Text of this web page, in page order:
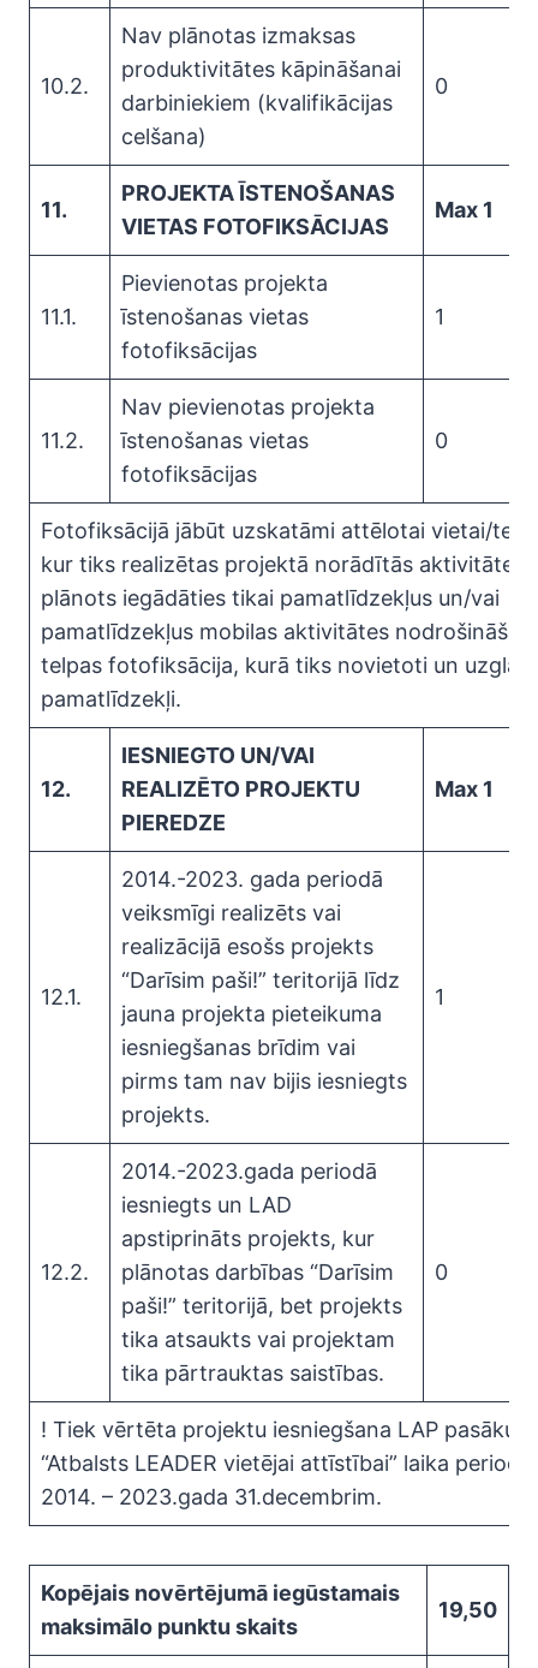
10.2.
Nav plānotas izmaksas
produktivitātes kāpināšanai
darbiniekiem (kvalifikācijas
celšana)
0
11.
PROJEKTA ĪSTENOŠANAS
VIETAS FOTOFIKSĀCIJAS
Max 1
11.1.
Pievienotas projekta
īstenošanas vietas
fotofiksācijas
1
11.2.
Nav pievienotas projekta
īstenošanas vietas
fotofiksācijas
0
Fotofiksācijā jābūt uzskatāmi attēlotai vietai/
kur tiks realizētas projektā norādītās
plānots iegādāties tikai pamatlīdzekļus un/vai
pamatlīdzekļus mobilas aktivitātes
telpas fotofiksācija, kurā tiks novietoti un
pamatlīdzekļi.
12.
IESNIEGTO UN/VAI
REALIZĒTO PROJEKTU
PIEREDZE
Max 1
12.1.
2014.-2023. gada periodā
veiksmīgi realizēts vai
realizācijā esošs projekts
“Darīsim paši!” teritorijā līdz
jauna projekta pieteikuma
iesniegšanas brīdim vai
pirms tam nav bijis iesniegts
projekts.
1
12.2.
2014.-2023.gada periodā
iesniegts un LAD
apstiprināts projekts, kur
plānotas darbības “Darīsim
paši!” teritorijā, bet projekts
tika atsaukts vai projektam
tika pārtrauktas saistības.
0
! Tiek vērtēta projektu iesniegšana LAP
“Atbalsts LEADER vietējai attīstībai” laika
2014. – 2023.gada 31.decembrim.
Kopējais novērtējumā iegūstamais
maksimālo punktu skaits
19,50